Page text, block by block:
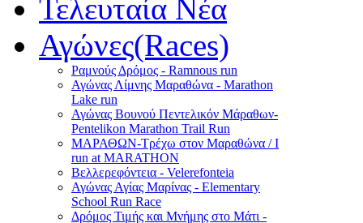
Τελευταία Νέα
Αγώνες(Races)
Ραμνούς Δρόμος - Ramnous run
Αγώνας Λίμνης Μαραθώνα - Marathon
Lake run
Αγώνας Βουνού Πεντελικόν Μάραθων-
Pentelikon Marathon Trail Run
ΜΑΡΑΘΩΝ-Τρέχω στον Μαραθώνα / I
run at MARATHON
Βελλερεφόντεια - Velerefonteia
Αγώνας Αγίας Μαρίνας - Elementary
School Run Race
Δρόμος Τιμής και Μνήμης στο Μάτι -